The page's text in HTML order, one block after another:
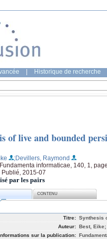
Historique de recherche
of live and bounded
;Devillers, Raymond
Fundamenta informaticae, 140, 1,
Publié, 2015-07
par les pairs
CONTENU
Titre: Synthesis
Auteur: Best,
sur la publication: